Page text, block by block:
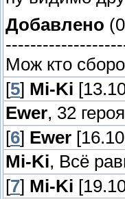
Добавлено
Мож кто
[5] Mi-Ki
Ewer, 32
[6] Ewer
Mi-Ki, Всё
[7] Mi-Ki